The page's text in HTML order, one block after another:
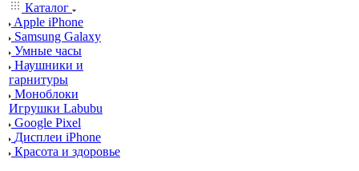
Каталог
Apple iPhone
Samsung Galaxy
Умные часы
Наушники и
гарнитуры
Моноблоки
Игрушки Labubu
Google Pixel
Дисплеи iPhone
Красота и здоровье